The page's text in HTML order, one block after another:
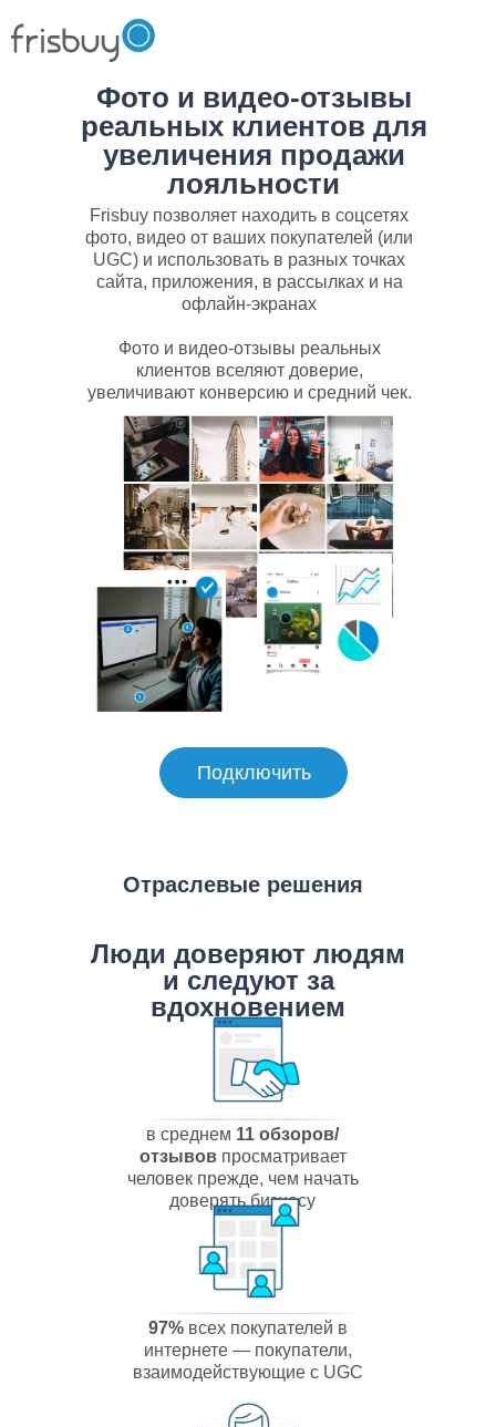
Frisbuy позволяет находить в соцсетях
фото, видео от ваших покупателей (или
UGC) и использовать в разных точках
сайта, приложения, в рассылках и на
офлайн-экранах
Фото и видео-отзывы реальных
клиентов вселяют доверие,
увеличивают конверсию и средний чек.
Подключить
Фото и видео-отзывы
реальных клиентов для
увеличения продажи
лояльности
Отраслевые решения
Люди доверяют людям
и следуют за
вдохновением
в среднем 11 обзоров/
отзывовпросматривает
человек прежде, чем начать
доверять бизнесу
97% всех покупателей в
интернете — покупатели,
взаимодействующие с UGC